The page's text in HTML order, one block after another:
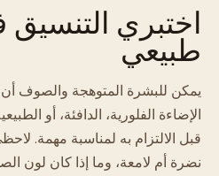
اختبري
طبيعي
يمكن للبشرة المتوهجة والصوف أن
الإضاءة الفلورية، الدافئة، أو
قبل الالتزام به لمناسبة مهمة.
نضرة أم لامعة، وما إذا كان لون